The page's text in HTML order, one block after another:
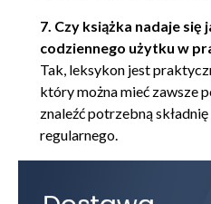
Dyrektywy
Przykłady (139)
Edytor vi (140)
Obsługiwane metaznaki
Dopasowywanie
Przykłady (145)
7. Czy książka nadaje
codziennego użytku w
Tak, leksykon jest
który można mieć zawsze
znaleźć potrzebną
regularnego.